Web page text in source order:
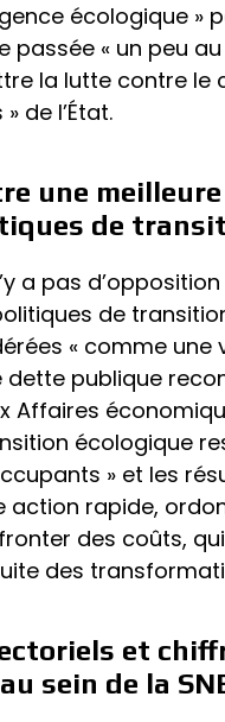
écologique »
passée « un peu
la lutte contre
de l’État.
une
de
a pas
de
« comme une
publique
Affaires
écologique
» et les
action rapide,
des coûts,
des
et
sein de la